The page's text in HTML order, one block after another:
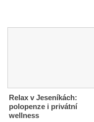
Relax v Jeseníkách:
polopenze i privátní
wellness